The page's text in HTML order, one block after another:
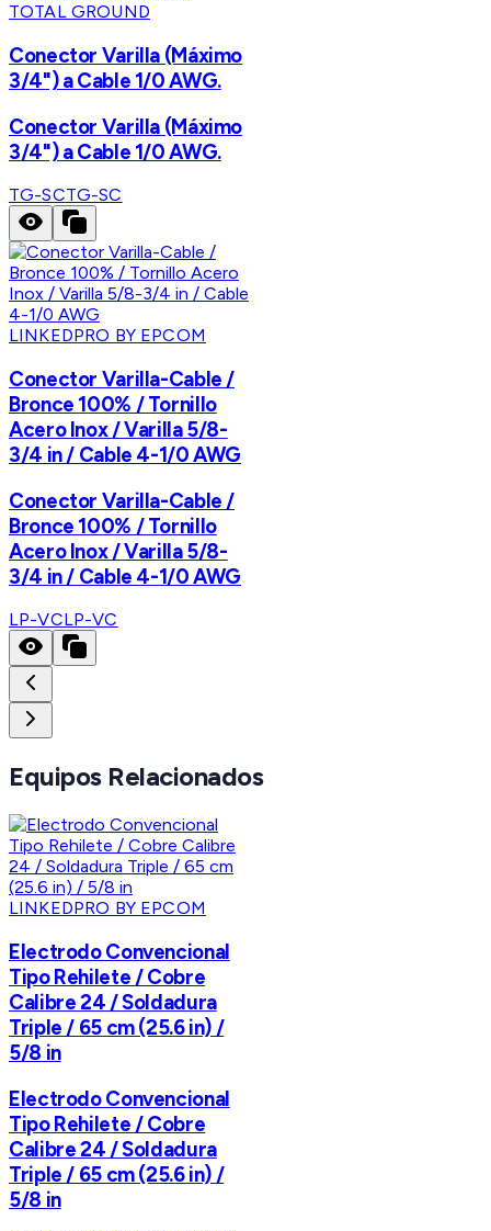
TOTAL GROUND
Conector Varilla (Máximo
3/4") a Cable 1/0 AWG.
Conector Varilla (Máximo
3/4") a Cable 1/0 AWG.
TG-SCTG-SC
LINKEDPRO BY EPCOM
Conector Varilla-Cable /
Bronce 100% / Tornillo
Acero Inox / Varilla 5/8-
3/4 in / Cable 4-1/0 AWG
Conector Varilla-Cable /
Bronce 100% / Tornillo
Acero Inox / Varilla 5/8-
3/4 in / Cable 4-1/0 AWG
LP-VCLP-VC
Equipos Relacionados
LINKEDPRO BY EPCOM
Electrodo Convencional
Tipo Rehilete / Cobre
Calibre 24 / Soldadura
Triple / 65 cm (25.6 in) /
5/8 in
Electrodo Convencional
Tipo Rehilete / Cobre
Calibre 24 / Soldadura
Triple / 65 cm (25.6 in) /
5/8 in